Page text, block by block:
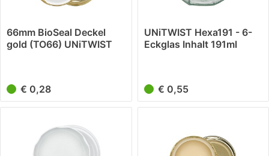
66mm BioSeal Deckel
gold (TO66) UNiTWIST
€ 0,28
UNiTWIST Hexa191 - 6-
Eckglas Inhalt 191ml
€ 0,55